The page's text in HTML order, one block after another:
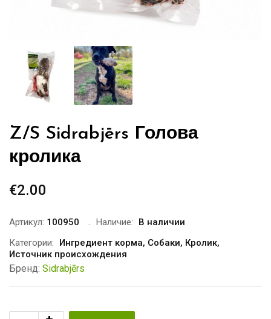
Z/S Sidrabjērs Голова
кролика
€2.00
Артикул: 100950 Наличие:
В наличии
Категории:
Ингредиент корма, Собаки, Кролик,
Источник происхождения
Бренд: Sidrabjērs